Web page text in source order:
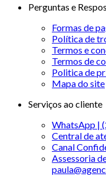
Perguntas e
Formas de
Política de
Termos e
Termos de
Politica de
Mapa do site
Serviços ao cliente
WhatsApp |
Central de
Canal
Assessoria